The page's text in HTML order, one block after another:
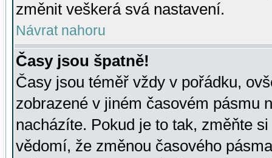
změnit veškerá svá nastavení.
Návrat nahoru
Časy jsou špatně!
Časy jsou téměř vždy v pořádku,
zobrazené v jiném časovém pásmu
nacházíte. Pokud je to tak, změňte
vědomí, že změnou časového